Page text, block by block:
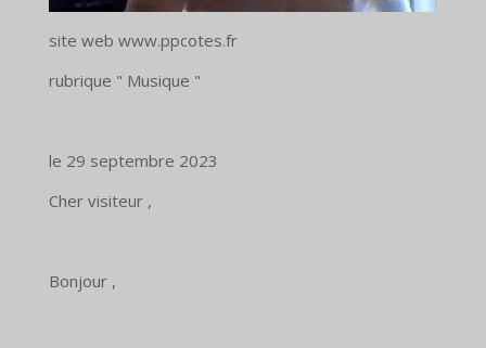
site web www.ppcotes.fr
rubrique " Musique "
le 29 septembre 2023
Cher visiteur ,
Bonjour ,